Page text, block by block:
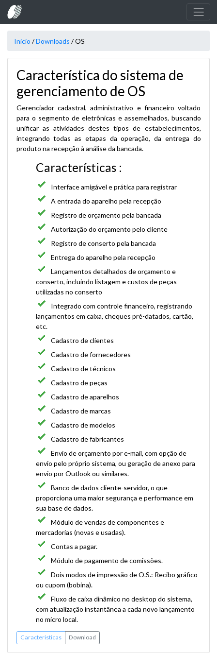
Inicio /Downloads /OS
Característica do sistema de
gerenciamento de OS
Gerenciador cadastral, administrativo e financeiro voltado
para o segmento de eletrônicas e assemelhados, buscando
unificar as atividades destes tipos de estabelecimentos,
integrando todas as etapas da operação, da entrega do
produto na recepção à análise da bancada.
Características :
Interface amigável e prática para registrar
A entrada do aparelho pela recepção
Registro de orçamento pela bancada
Autorização do orçamento pelo cliente
Registro de conserto pela bancada
Entrega do aparelho pela recepção
Lançamentos detalhados de orçamento e
conserto, incluindo listagem e custos de peças
utilizadas no conserto
Integrado com controle financeiro, registrando
lançamentos em caixa, cheques pré-datados, cartão,
etc.
Cadastro de clientes
Cadastro de fornecedores
Cadastro de técnicos
Cadastro de peças
Cadastro de aparelhos
Cadastro de marcas
Cadastro de modelos
Cadastro de fabricantes
Envio de orçamento por e-mail, com opção de
envio pelo próprio sistema, ou geração de anexo para
envio por Outlook ou similares.
Banco de dados cliente-servidor, o que
proporciona uma maior segurança e performance em
sua base de dados.
Módulo de vendas de componentes e
mercadorias (novas e usadas).
Contas a pagar.
Módulo de pagamento de comissões.
Dois modos de impressão de O.S.: Recibo gráfico
ou cupom (bobina).
Fluxo de caixa dinâmico no desktop do sistema,
com atualização instantânea a cada novo lançamento
no micro local.
Caracteristicas Download